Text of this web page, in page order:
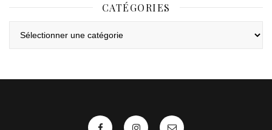
CATÉGORIES